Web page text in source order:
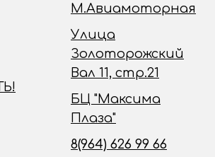
М.Авиамоторная
Улица
Золоторожский
Вал 11, стр.21
БЦ "Максима
Плаза"
8(964) 626 99 66